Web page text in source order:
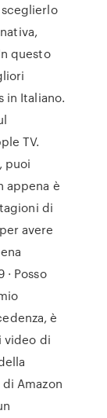
questo
in Italiano.
TV.
puoi
appena è
di
avere
Posso
è
video di
Amazon